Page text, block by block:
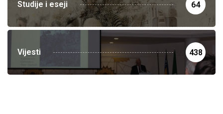
Studije i eseji 64
Vijesti 438